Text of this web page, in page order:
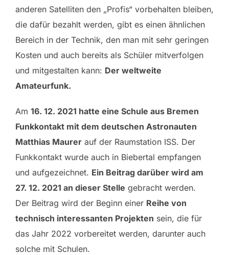
anderen Satelliten den „Profis“ vorbehalten bleiben,
die dafür bezahlt werden, gibt es einen ähnlichen
Bereich in der Technik, den man mit sehr geringen
Kosten und auch bereits als Schüler mitverfolgen
und mitgestalten kann: Der weltweite
Amateurfunk.
Am 16. 12. 2021 hatte eine Schule aus Bremen
Funkkontakt mit dem deutschen Astronauten
Matthias Maurer auf der Raumstation ISS. Der
Funkkontakt wurde auch in Biebertal empfangen
und aufgezeichnet. Ein Beitrag darüber wird am
27. 12. 2021 an dieser Stelle gebracht werden.
Der Beitrag wird der Beginn einer Reihe von
technisch interessanten Projekten sein, die für
das Jahr 2022 vorbereitet werden, darunter auch
solche mit Schulen.